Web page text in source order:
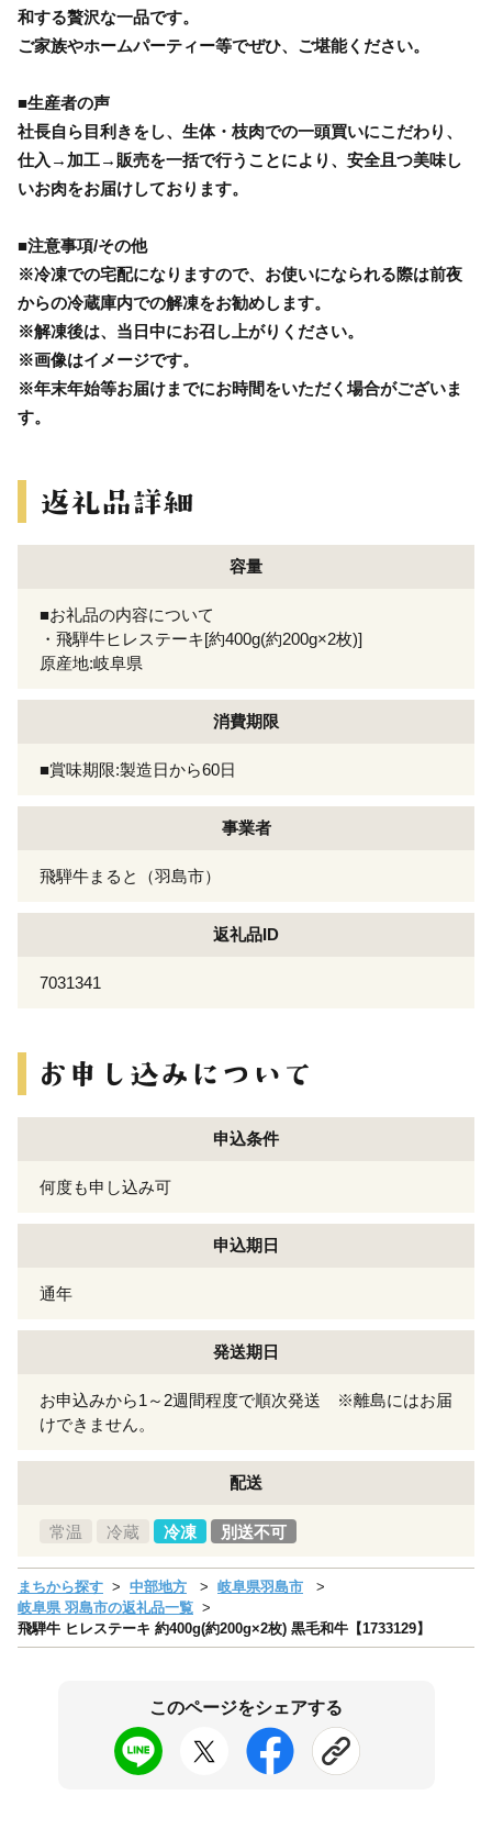
和する贅沢な一品です。
ご家族やホームパーティー等でぜひ、ご堪能ください。
■生産者の声
社長自ら目利きをし、生体・枝肉での一頭買いにこだわり、
仕入→加工→販売を一括で行うことにより、安全且つ美味し
いお肉をお届けしております。
■注意事項/その他
※冷凍での宅配になりますので、お使いになられる際は前夜
からの冷蔵庫内での解凍をお勧めします。
※解凍後は、当日中にお召し上がりください。
※画像はイメージです。
※年末年始等お届けまでにお時間をいただく場合がございま
す。
容量
■お礼品の内容について
・飛騨牛ヒレステーキ[約400g(約200g×2枚)]
原産地:岐阜県
消費期限
■賞味期限:製造日から60日
事業者
飛騨牛まると（羽島市）
返礼品ID
7031341
申込条件
何度も申し込み可
申込期日
通年
発送期日
お申込みから1～2週間程度で順次発送 ※離島にはお届
けできません。
配送
常温 冷蔵 冷凍 別送不可
まちから探す 中部地方
岐阜県羽島市
岐阜県 羽島市の返礼品一覧
飛騨牛 ヒレステーキ 約400g(約200g×2枚) 黒毛和牛【1733129】
このページをシェアする